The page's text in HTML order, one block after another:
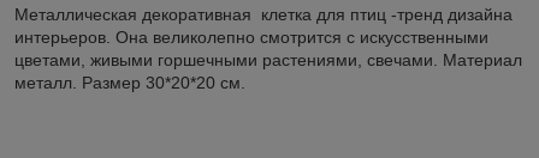
Металлическая декоративная клетка для птиц -тренд дизайна
интерьеров. Она великолепно смотрится с искусственными
цветами, живыми горшечными растениями, свечами. Материал
металл. Размер 30*20*20 см.